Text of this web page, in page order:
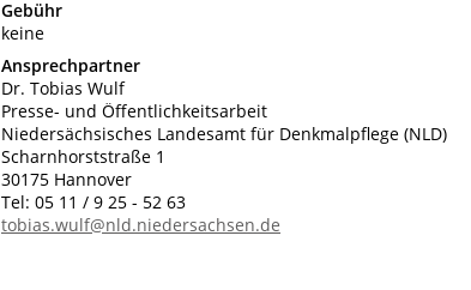
Gebühr
keine
Ansprechpartner
Dr. Tobias Wulf
Presse- und Öffentlichkeitsarbeit
Niedersächsisches Landesamt für Denkmalpflege (NLD)
Scharnhorststraße 1
30175 Hannover
Tel: 05 11 / 9 25 - 52 63
tobias.wulf@nld.niedersachsen.de